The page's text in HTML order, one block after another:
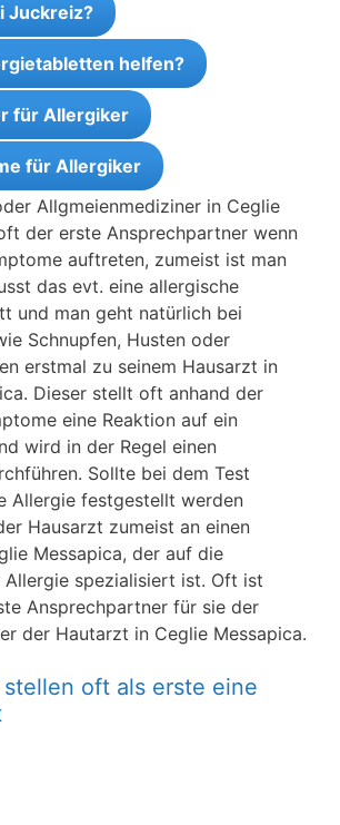
Juckreiz?
helfen?
für Allergiker
für Allergiker
Allgmeienmediziner in Ceglie
der erste Ansprechpartner wenn
auftreten, zumeist ist man
das evt. eine allergische
und man geht natürlich bei
Schnupfen, Husten oder
erstmal zu seinem Hausarzt in
Dieser stellt oft anhand der
eine Reaktion auf ein
wird in der Regel einen
Sollte bei dem Test
Allergie festgestellt werden
Hausarzt zumeist an einen
Messapica, der auf die
Allergie spezialisiert ist. Oft ist
Ansprechpartner für sie der
der Hautarzt in Ceglie Messapica.
oft als erste eine